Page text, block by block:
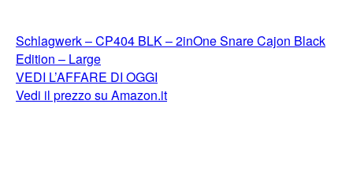
Schlagwerk – CP404 BLK – 2inOne Snare Cajon Black
Edition – Large
VEDI L’AFFARE DI OGGI
Vedi il prezzo su Amazon.it